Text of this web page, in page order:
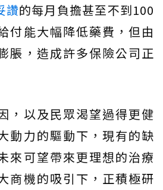
讚的每月負擔甚至不到100
付能大幅降低藥費，但由
脹，造成許多保險公司正
，以及民眾渴望過得更健
動力的驅動下，現有的缺
來可望帶來更理想的治療
商機的吸引下，正積極研